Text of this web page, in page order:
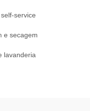
service
e secagem
lavanderia